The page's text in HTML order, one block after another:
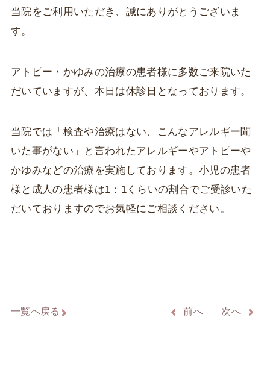
当院をご利用いただき、誠にありがとうございま
す。
アトピー・かゆみの治療の患者様に多数ご来院いた
だいていますが、本日は休診日となっております。
当院では「検査や治療はない、こんなアレルギー聞
いた事がない」と言われたアレルギーやアトピーや
かゆみなどの治療を実施しております。小児の患者
様と成人の患者様は1：1くらいの割合でご受診いた
だいておりますのでお気軽にご相談ください。
一覧へ戻る 前へ 次へ